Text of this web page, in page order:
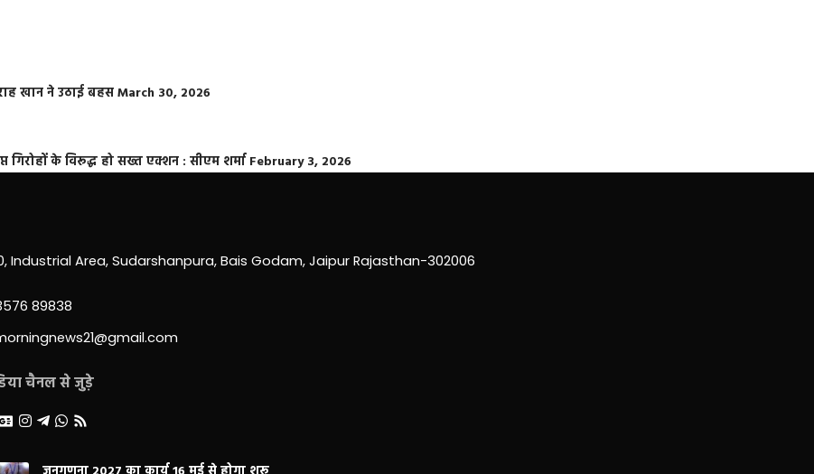
खान ने उठाई बहसMarch 30, 2026
गिरोहों के विरूद्ध हो सख्त एक्शन : सीएम शर्मा February 3, 2026
Industrial Area, Sudarshanpura, Bais Godam, Jaipur Rajasthan-302006
89838
चैनल से जुड़े